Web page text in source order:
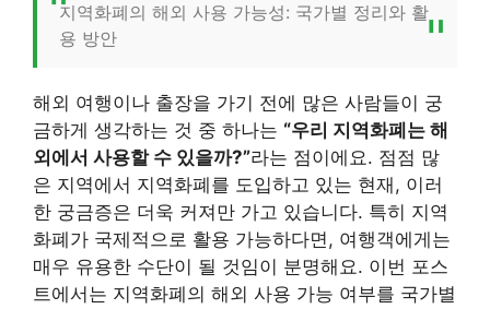
지역화폐의 해외 사용 가능성: 국가별 정리와 활
용 방안
해외 여행이나 출장을 가기 전에 많은 사람들이 궁
금하게 생각하는 것 중 하나는 “우리 지역화폐는 해
외에서 사용할 수 있을까?”라는 점이에요. 점점 많
은 지역에서 지역화폐를 도입하고 있는 현재, 이러
한 궁금증은 더욱 커져만 가고 있습니다. 특히 지역
화폐가 국제적으로 활용 가능하다면, 여행객에게는
매우 유용한 수단이 될 것임이 분명해요. 이번 포스
트에서는 지역화폐의 해외 사용 가능 여부를 국가별